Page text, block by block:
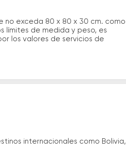
no exceda 80 x 80 x 30 cm. como
límites de medida y peso, es
los valores de servicios de
internacionales como Bolivia,